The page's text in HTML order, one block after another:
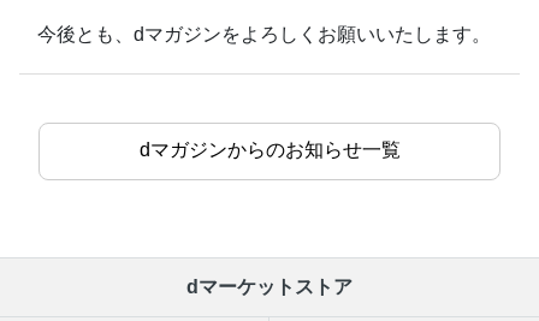
今後とも、dマガジンをよろしくお願いいたします。
dマガジンからのお知らせ一覧
dマーケットストア